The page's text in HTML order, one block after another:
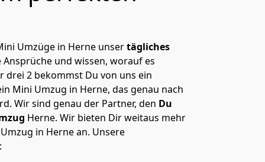
Umzüge in Herne unsertägliches
Ansprüche und wissen, worauf es
2 bekommst Du von uns ein
Mini Umzug in Herne, das genau nach
Wir sind genau der Partner, den Du
Herne. Wir bieten Dir weitaus mehr
in Herne an. Unsere